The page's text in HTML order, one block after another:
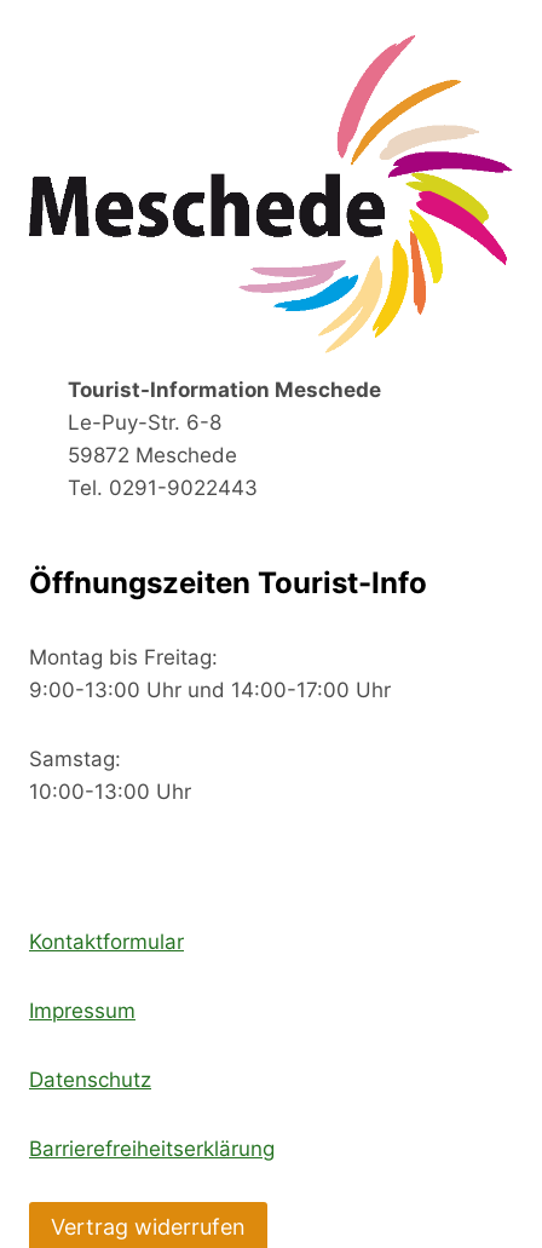
Tourist-Information Meschede
Le-Puy-Str. 6-8
59872 Meschede
Tel. 0291-9022443
Öffnungszeiten Tourist-Info
Montag bis Freitag:
9:00-13:00 Uhr und 14:00-17:00 Uhr
Samstag:
10:00-13:00 Uhr
Kontaktformular
Impressum
Datenschutz
Barrierefreiheitserklärung
Vertrag widerrufen